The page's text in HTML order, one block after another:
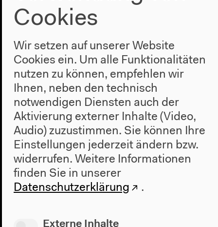
Cookies
Wir setzen auf unserer Website
Cookies ein. Um alle Funktionalitäten
nutzen zu können, empfehlen wir
Ihnen, neben den technisch
notwendigen Diensten auch der
Aktivierung externer Inhalte (Video,
Audio) zuzustimmen. Sie können Ihre
Einstellungen jederzeit ändern bzw.
widerrufen. Weitere Informationen
finden Sie in unserer
Datenschutzerklärung
.
Externe Inhalte